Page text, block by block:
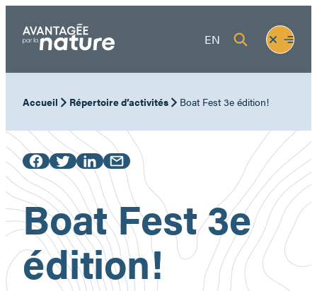
contenu
EN
Fermer
le
menu
Ouvrir
le
Accueil Répertoire d’activités Boat Fest 3e édition!
Boat Fest 3e
édition!